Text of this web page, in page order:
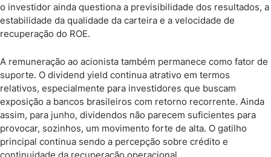
o investidor ainda questiona a previsibilidade dos resultados, a
estabilidade da qualidade da carteira e a velocidade de
recuperação do ROE.
A remuneração ao acionista também permanece como fator de
suporte. O dividend yield continua atrativo em termos
relativos, especialmente para investidores que buscam
exposição a bancos brasileiros com retorno recorrente. Ainda
assim, para junho, dividendos não parecem suficientes para
provocar, sozinhos, um movimento forte de alta. O gatilho
principal continua sendo a percepção sobre crédito e